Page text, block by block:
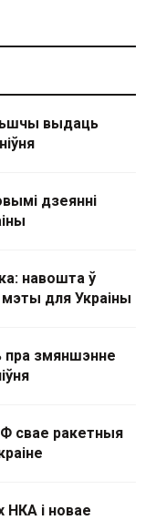
выдаць
дзеянні
навошта ў
для Украіны
пра змяншэнне
свае ракетныя
НКА і новае